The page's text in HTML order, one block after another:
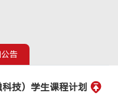
告
技）学生课程计划